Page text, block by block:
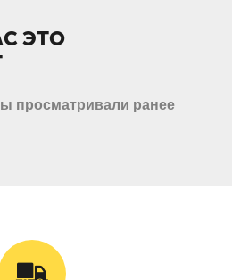
ЭТО
просматривали ранее